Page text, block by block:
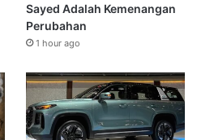
Sayed Adalah Kemenangan
Perubahan
1 hour ago